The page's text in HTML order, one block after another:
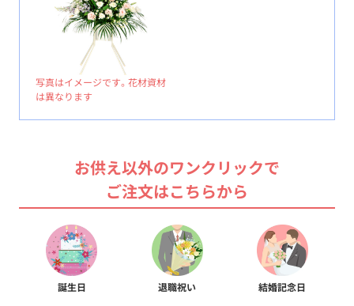
写真はイメージです。花材資材
は異なります
お供え以外のワンクリックで
ご注文はこちらから
誕生日 退職祝い 結婚記念日